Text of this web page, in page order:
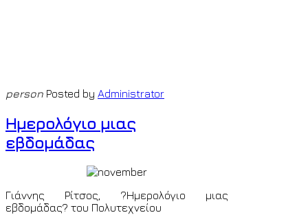
person Posted by Administrator
Ημερολόγιο μιας
εβδομάδας
Γιάννης Ρίτσος, ?Ημερολόγιο μιας
εβδομάδας? του Πολυτεχνείου